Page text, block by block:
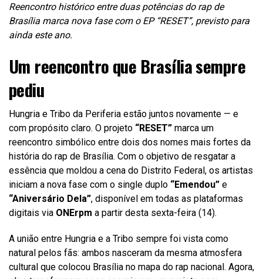
Reencontro histórico entre duas potências do rap de
Brasília marca nova fase com o EP “RESET”, previsto para
ainda este ano.
Um reencontro que Brasília sempre
pediu
Hungria e Tribo da Periferia estão juntos novamente — e
com propósito claro. O projeto “RESET” marca um
reencontro simbólico entre dois dos nomes mais fortes da
história do rap de Brasília. Com o objetivo de resgatar a
essência que moldou a cena do Distrito Federal, os artistas
iniciam a nova fase com o single duplo “Emendou” e
“Aniversário Dela”, disponível em todas as plataformas
digitais via ONErpm a partir desta sexta-feira (14).
A união entre Hungria e a Tribo sempre foi vista como
natural pelos fãs: ambos nasceram da mesma atmosfera
cultural que colocou Brasília no mapa do rap nacional. Agora,